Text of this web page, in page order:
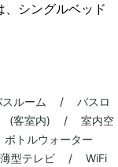
ングルベッド
ルーム / バスロ
(客室内) / 室内空
ルウォーター
型テレビ / WiFi